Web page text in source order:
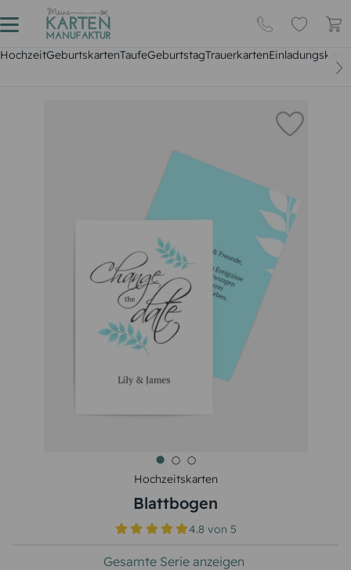
HochzeitGeburtskartenTaufeGeburtstagTrauerkarten
Hochzeitskarten
Blattbogen
4.8 von5
Gesamte Serie anzeigen